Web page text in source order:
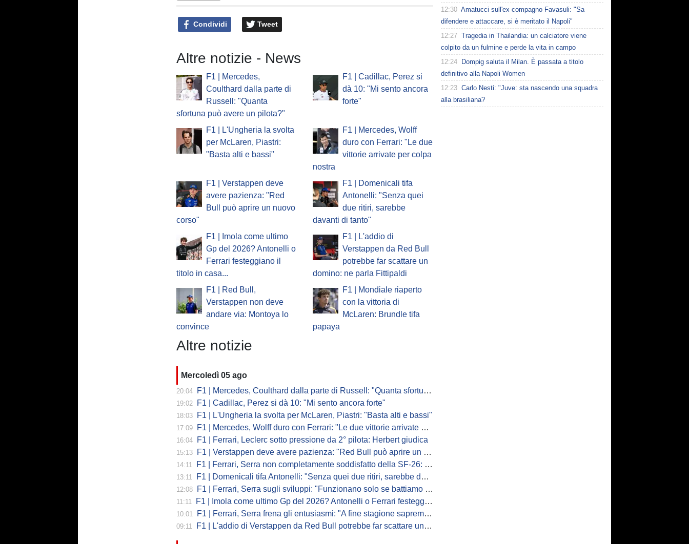
Condividi Tweet
Altre notizie - News
F1 | Mercedes,
Coulthard dalla parte di
Russell: "Quanta
sfortuna può avere un pilota?"
F1 | Cadillac, Perez si
dà 10: "Mi sento ancora
forte"
F1 | L'Ungheria la svolta
per McLaren, Piastri:
"Basta alti e bassi"
F1 | Mercedes, Wolff
duro con Ferrari: "Le due
vittorie arrivate per colpa
nostra
F1 | Verstappen deve
avere pazienza: "Red
Bull può aprire un nuovo
corso"
F1 | Domenicali tifa
Antonelli: "Senza quei
due ritiri, sarebbe
davanti di tanto"
F1 | Imola come ultimo
Gp del 2026? Antonelli o
Ferrari festeggiano il
titolo in casa...
F1 | L'addio di
Verstappen da Red Bull
potrebbe far scattare un
domino: ne parla Fittipaldi
F1 | Red Bull,
Verstappen non deve
andare via: Montoya lo
convince
F1 | Mondiale riaperto
con la vittoria di
McLaren: Brundle tifa
papaya
Altre notizie
Mercoledì 05 ago
20:04 F1 | Mercedes, Coulthard dalla parte di Russell: "Quanta sfortuna può avere un pilota?"
19:02 F1 | Cadillac, Perez si dà 10: "Mi sento ancora forte"
18:03 F1 | L'Ungheria la svolta per McLaren, Piastri: "Basta alti e bassi"
17:09 F1 | Mercedes, Wolff duro con Ferrari: "Le due vittorie arrivate per colpa nostra
16:04 F1 | Ferrari, Leclerc sotto pressione da 2° pilota: Herbert giudica
15:13 F1 | Verstappen deve avere pazienza: "Red Bull può aprire un nuovo corso"
14:11 F1 | Ferrari, Serra non completamente soddisfatto della SF-26: "Non è solo la mia macchina"
13:11 F1 | Domenicali tifa Antonelli: "Senza quei due ritiri, sarebbe davanti di tanto"
12:08 F1 | Ferrari, Serra sugli sviluppi: "Funzionano solo se battiamo gli altri"
11:11 F1 | Imola come ultimo Gp del 2026? Antonelli o Ferrari festeggiano il titolo in casa...
10:01 F1 | Ferrari, Serra frena gli entusiasmi: "A fine stagione sapremo se SF-26 è forte"
09:11 F1 | L'addio di Verstappen da Red Bull potrebbe far scattare un domino: ne parla Fittipaldi
12:30 Amatucci sull'ex compagno Favasuli: "Sa
difendere e attaccare, si è meritato il Napoli"
12:27 Tragedia in Thailandia: un calciatore viene
colpito da un fulmine e perde la vita in campo
12:24
Dompig saluta il Milan. È passata a titolo
definitivo alla Napoli Women
12:23 Carlo Nesti: "Juve: sta nascendo una squadra
alla brasiliana?